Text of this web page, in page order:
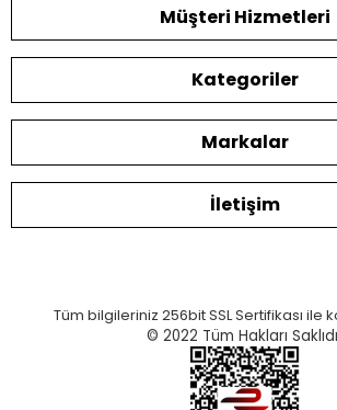
Müşteri Hizmetleri
Kategoriler
Markalar
İletişim
Tüm bilgileriniz 256bit SSL Sertifikası ile
© 2022 Tüm Hakları